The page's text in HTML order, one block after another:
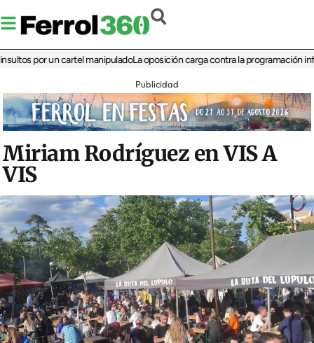
por un cartel manipuladoLa oposición carga contra la programación infantil
Publicidad
Miriam Rodríguez en VIS A
VIS